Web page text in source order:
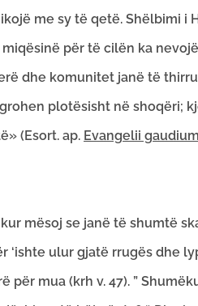
me sy të qetë. Shëlbimi
për të cilën ka
dhe komunitet janë të
plotësisht në shoqëri;
(Esort. ap. Evangelii gaudium
mësoj se janë të shumtë
‘ishte ulur gjatë rrugës dhe
për mua (krh v. 47). ”